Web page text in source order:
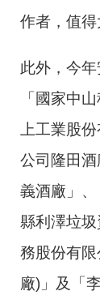
作者，值得
此外，今
「國家中
上工業股
公司隆田
義酒廠」
縣利澤垃
務股份有
廠)」及「